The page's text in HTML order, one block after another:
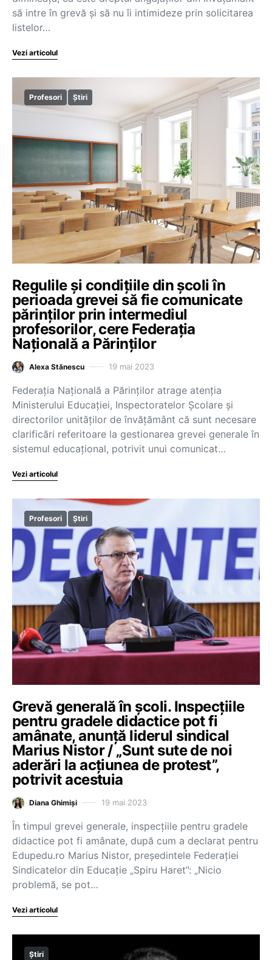
să intre în grevă și să nu îi intimideze prin solicitarea
listelor…
Vezi articolul
Profesori Știri
Regulile și condițiile din școli în
perioada grevei să fie comunicate
părinților prin intermediul
profesorilor, cere Federația
Națională a Părinților
Alexa Stănescu 19 mai 2023
Federația Națională a Părinților atrage atenția
Ministerului Educației, Inspectoratelor Școlare și
directorilor unităților de învățământ că sunt necesare
clarificări referitoare la gestionarea grevei generale în
sistemul educațional, potrivit unui comunicat…
Vezi articolul
Profesori Știri
Grevă generală în școli. Inspecțiile
pentru gradele didactice pot fi
amânate, anunță liderul sindical
Marius Nistor / „Sunt sute de noi
aderări la acțiunea de protest”,
potrivit acestuia
Diana Ghimiși 19 mai 2023
În timpul grevei generale, inspecțiile pentru gradele
didactice pot fi amânate, după cum a declarat pentru
Edupedu.ro Marius Nistor, președintele Federației
Sindicatelor din Educație „Spiru Haret”: „Nicio
problemă, se pot…
Vezi articolul
Știri